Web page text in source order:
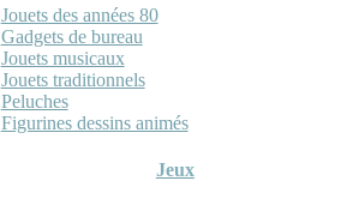
Jouets des années 80
Gadgets de bureau
Jouets musicaux
Jouets traditionnels
Peluches
Figurines dessins animés
Jeux